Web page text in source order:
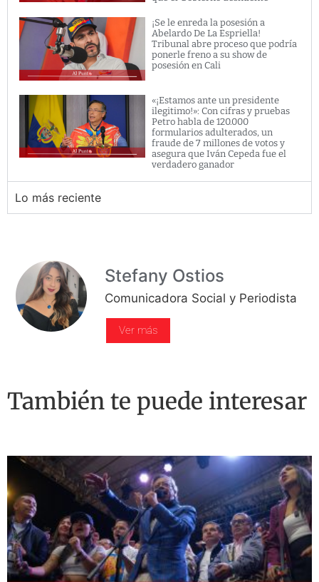
¡Se le enreda la posesión a
Abelardo De La Espriella!
Tribunal abre proceso que podría
ponerle freno a su show de
posesión en Cali
«¡Estamos ante un presidente
ilegitimo!»: Con cifras y pruebas
Petro habla de 120.000
formularios adulterados, un
fraude de 7 millones de votos y
asegura que Iván Cepeda fue el
verdadero ganador
Lo más reciente
Stefany Ostios
Comunicadora Social y Periodista
Ver más
También te puede interesar